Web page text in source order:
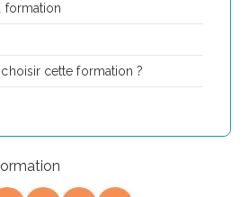
formation
cette formation ?